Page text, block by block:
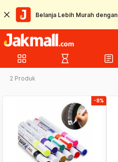
Belanja Lebih Murah dengan
grid_view hourglass_empty article
2 Produk
-8%